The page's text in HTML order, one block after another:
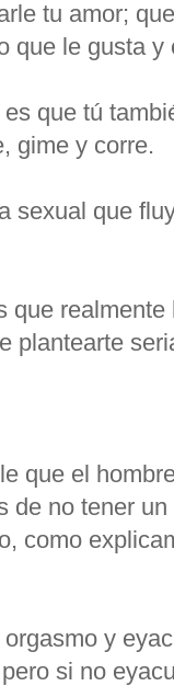
tu amor;
que le gusta y
que tú
gime y corre.
sexual que
que
plantearte
que el
de no tener
como
y
si no